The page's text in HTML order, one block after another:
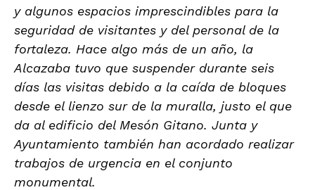
y algunos espacios imprescindibles para la
seguridad de visitantes y del personal de la
fortaleza. Hace algo más de un año, la
Alcazaba tuvo que suspender durante seis
días las visitas debido a la caída de bloques
desde el lienzo sur de la muralla, justo el que
da al edificio del Mesón Gitano. Junta y
Ayuntamiento también han acordado realizar
trabajos de urgencia en el conjunto
monumental.